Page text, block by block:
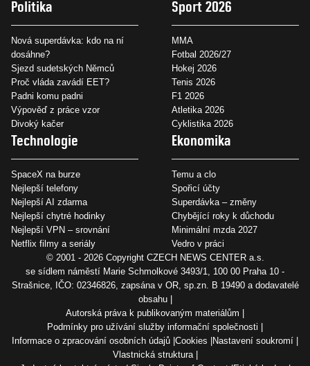
Politika
Nová superdávka: kdo na ní
dosáhne?
Sjezd sudetských Němců
Proč vláda zavádí EET?
Padni komu padni
Výpověď z práce vzor
Divoký kačer
Sport 2026
MMA
Fotbal 2026/27
Hokej 2026
Tenis 2026
F1 2026
Atletika 2026
Cyklistika 2026
Technologie
SpaceX na burze
Nejlepší telefony
Nejlepší AI zdarma
Nejlepší chytré hodinky
Nejlepší VPN – srovnání
Netflix filmy a seriály
Ekonomika
Temu a clo
Spořicí účty
Superdávka – změny
Chybějící roky k důchodu
Minimální mzda 2027
Vedro v práci
© 2001 - 2026 Copyright CZECH NEWS CENTER a.s.
se sídlem náměstí Marie Schmolkové 3493/1, 100 00 Praha 10 -
Strašnice, IČO: 02346826, zapsána v OR, sp.zn. B 19490 a dodavatelé
obsahu
Autorská práva k publikovaným materiálům
Podmínky pro užívání služby informační společnosti
Informace o zpracování osobních údajů Cookies Nastavení soukromí
Vlastnická struktura